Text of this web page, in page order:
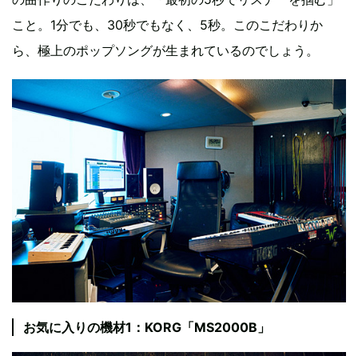
こと。1分でも、30秒でもなく、5秒。このこだわりか
ら、極上のポップソングが生まれているのでしょう。
お気に入りの機材1：KORG「MS2000B」